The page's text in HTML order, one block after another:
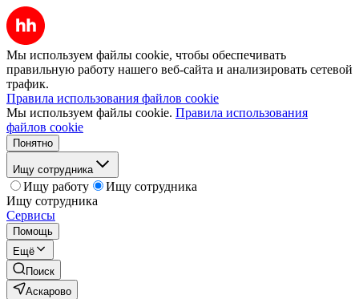
Мы используем файлы cookie, чтобы обеспечивать
правильную работу нашего веб-сайта и анализировать сетевой
трафик.
Правила использования файлов cookie
Мы используем файлы cookie. Правила использования
файлов cookie
Понятно
Ищу сотрудника
Ищу работу
Ищу сотрудника
Ищу сотрудника
Сервисы
Помощь
Ещё
Поиск
Аскарово